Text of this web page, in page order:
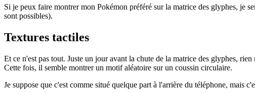
Si je peux faire montrer mon Pokémon préféré sur la matrice des glyphes, je
sont possibles).
Textures tactiles
Et ce n'est pas tout. Juste un jour avant la chute de la matrice des glyphes,
Cette fois, il semble montrer un motif aléatoire sur un coussin circulaire.
Je suppose que c'est comme situé quelque part à l'arrière du téléphone, mais